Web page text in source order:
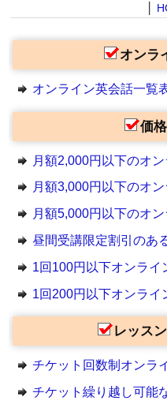
オンラ
オンライン英会話一覧
価
月額2,000円以下のオ
月額3,000円以下のオ
月額5,000円以下のオ
昼間受講限定割引のあ
1回100円以下オンライ
1回200円以下オンライ
レッス
チケット回数制オンラ
チケット繰り越し可能